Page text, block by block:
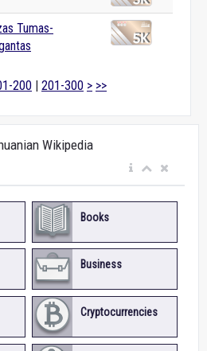
Tumas-
200 | 201-300 > >>
Wikipedia
Books
Business
Cryptocurrencies